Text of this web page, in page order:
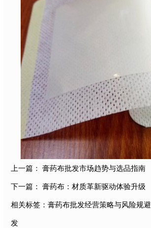
上一篇： 膏药布批发市场趋势与选品指南
下一篇： 膏药布：材质革新驱动体验升级
相关标签： 膏药布批发经营策略与风险规避
发